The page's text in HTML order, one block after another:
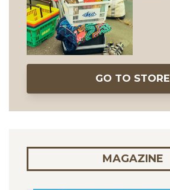
GO TO STORE
MAGAZINE